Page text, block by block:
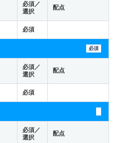
必須／
選択
配点
必須
必須
必須／
選択
配点
必須
必須／
選択
配点